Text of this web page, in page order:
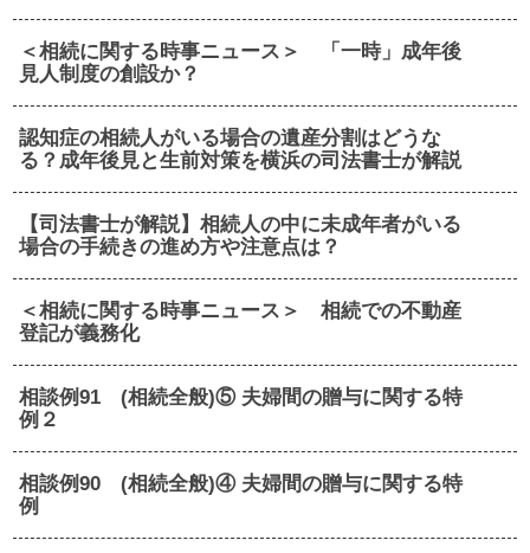
＜相続に関する時事ニュース＞ 「一時」成年後
見人制度の創設か？
認知症の相続人がいる場合の遺産分割はどうな
る？成年後見と生前対策を横浜の司法書士が解説
【司法書士が解説】相続人の中に未成年者がいる
場合の手続きの進め方や注意点は？
＜相続に関する時事ニュース＞ 相続での不動産
登記が義務化
相談例91 (相続全般)⑤ 夫婦間の贈与に関する特
例２
相談例90 (相続全般)④ 夫婦間の贈与に関する特
例